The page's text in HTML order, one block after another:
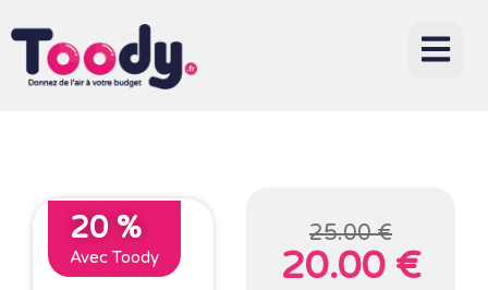
20 %
Avec Toody
25.00 €
20.00 €